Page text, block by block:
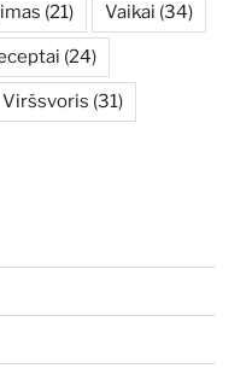
(21) Vaikai (34)
(24)
Viršsvoris (31)